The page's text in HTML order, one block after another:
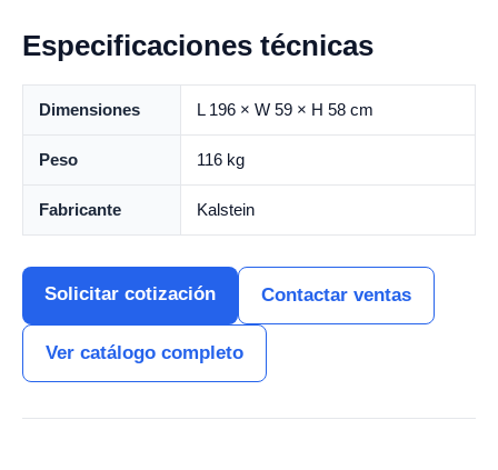
Especificaciones técnicas
Dimensiones L 196 × W 59 × H 58 cm
Peso 116 kg
Fabricante Kalstein
Solicitar cotización Contactar ventas
Ver catálogo completo